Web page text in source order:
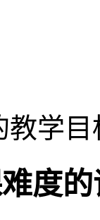
教学目
度